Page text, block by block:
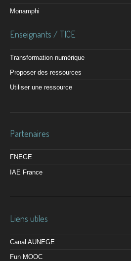
Monamphi
Enseignants / TICE
Transformation numérique
Proposer des ressources
Utiliser une ressource
Partenaires
FNEGE
IAE France
Liens utiles
Canal AUNEGE
Fun MOOC